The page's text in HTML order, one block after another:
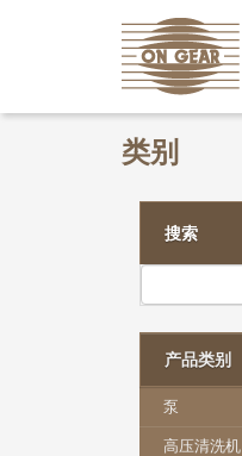
类别
搜索
产品类别
泵
高压清洗机